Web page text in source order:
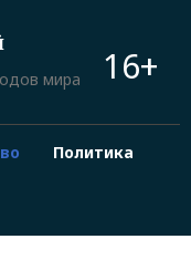
мира
16+
Политика